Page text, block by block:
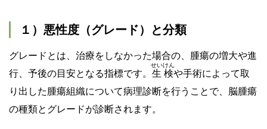
１）悪性度（グレード）と分類
グレードとは、治療をしなかった場合の、腫瘍の増大や進
行、予後の目安となる指標です。 生検
せいけん
や手術によって取
り出した腫瘍組織について病理診断を行うことで、脳腫瘍
の種類とグレードが診断されます。